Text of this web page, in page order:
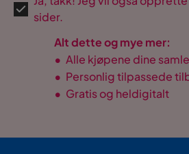
sider.
Alt dette og mye mer:
• Alle kjøpene dine
• Personlig tilpassede
• Gratis og heldigitalt